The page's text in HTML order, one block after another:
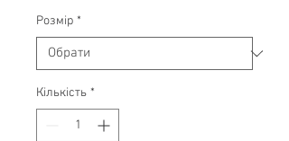
Розмір *
Кількість *